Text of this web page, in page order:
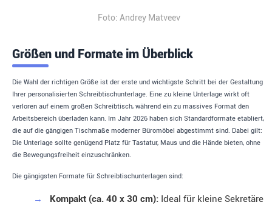
Foto: Andrey Matveev
Größen und Formate im Überblick
Die Wahl der richtigen Größe ist der erste und wichtigste Schritt bei der Gestaltung
Ihrer personalisierten Schreibtischunterlage. Eine zu kleine Unterlage wirkt oft
verloren auf einem großen Schreibtisch, während ein zu massives Format den
Arbeitsbereich überladen kann. Im Jahr 2026 haben sich Standardformate etabliert,
die auf die gängigen Tischmaße moderner Büromöbel abgestimmt sind. Dabei gilt:
Die Unterlage sollte genügend Platz für Tastatur, Maus und die Hände bieten, ohne
die Bewegungsfreiheit einzuschränken.
Die gängigsten Formate für Schreibtischunterlagen sind:
→ Kompakt (ca. 40 x 30 cm):Ideal für kleine Sekretäre